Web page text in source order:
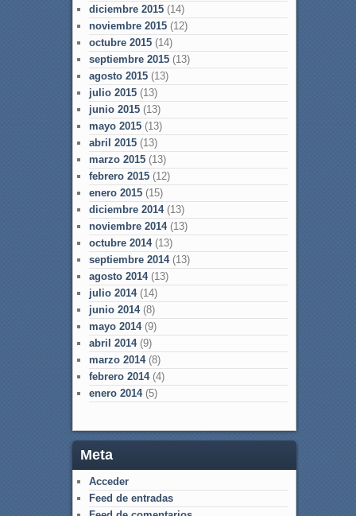
diciembre 2015(14)
noviembre 2015(12)
octubre 2015(14)
septiembre 2015(13)
agosto 2015(13)
julio 2015(13)
junio 2015(13)
mayo 2015(13)
abril 2015(13)
marzo 2015(13)
febrero 2015(12)
enero 2015(15)
diciembre 2014(13)
noviembre 2014(13)
octubre 2014(13)
septiembre 2014(13)
agosto 2014(13)
julio 2014(14)
junio 2014(8)
mayo 2014(9)
abril 2014(9)
marzo 2014(8)
febrero 2014(4)
enero 2014(5)
Meta
Acceder
Feed de entradas